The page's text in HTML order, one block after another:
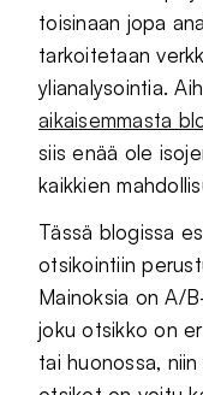
toisinaan jopa
tarkoitetaan
ylianalysointia.
aikaisemmasta
siis enää ole
kaikkien
Tässä blogissa
otsikointiin
Mainoksia on A/
joku otsikko on
tai huonossa,